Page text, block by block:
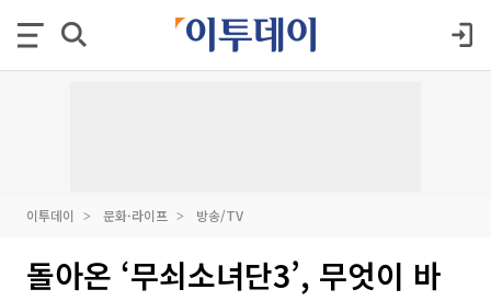
이투데이 문화·라이프 방송/TV
돌아온 ‘무쇠소녀단3’, 무엇이 바